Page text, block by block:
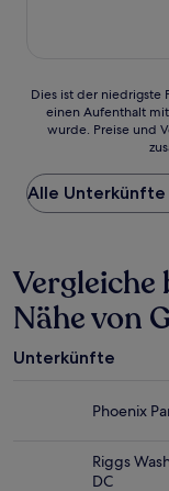
Dies
der
Preis
pro
Nacht,
den
letzten
24 Stunden
für
einen
1 Übernachtung
gefunden
Dies ist der niedrigste
einen Aufenthalt
wurde. Preise und
Alle Unterkünfte
Vergleiche
Nähe von
Unterkünfte
Phoenix
Riggs
DC